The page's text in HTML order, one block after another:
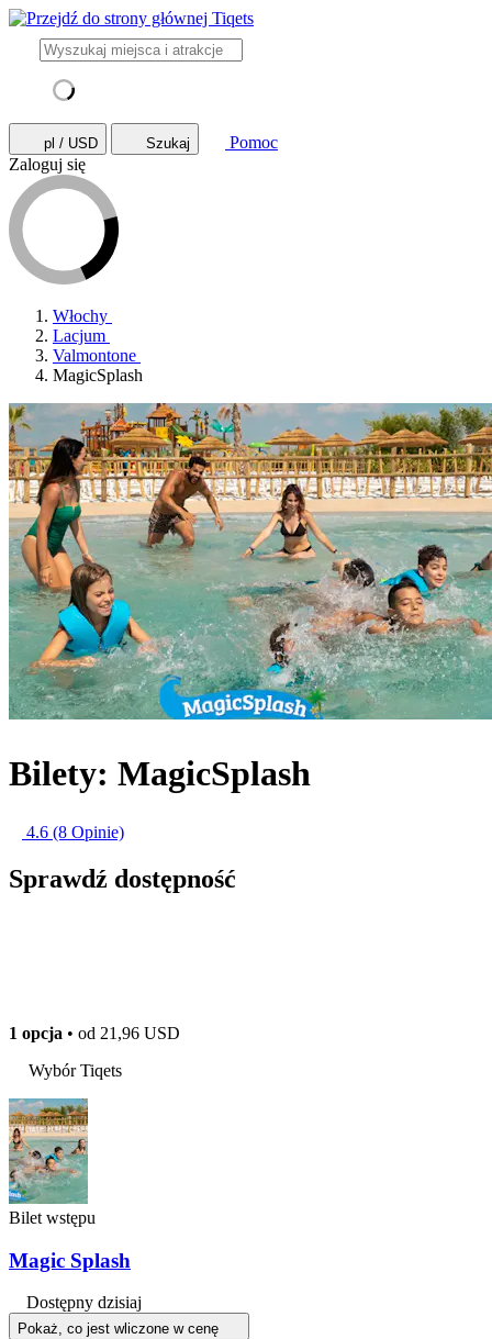
pl / USD Szukaj
Pomoc
Zaloguj się
Włochy
Lacjum
Valmontone
MagicSplash
Bilety: MagicSplash
4.6 (8 Opinie)
Sprawdź dostępność
1 opcja • od 21,96 USD
Wybór Tiqets
Bilet wstępu
Magic Splash
Dostępny dzisiaj
Pokaż, co jest wliczone w cenę